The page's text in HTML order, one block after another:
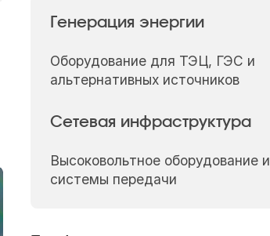
Генерация энергии
Оборудование для ТЭЦ, ГЭС и
альтернативных источников
Сетевая инфраструктура
Высоковольтное оборудование и
системы передачи